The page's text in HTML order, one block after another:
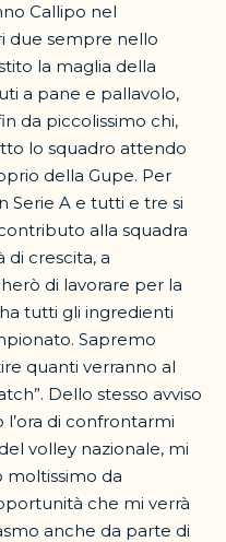
Callipo nel
due sempre nello
la maglia della
a pane e pallavolo,
da piccolissimo chi,
lo squadro attendo
della Gupe. Per
Serie A e tutti e tre si
alla squadra
crescita, a
di lavorare per la
tutti gli ingredienti
Sapremo
quanti verranno al
Dello stesso avviso
l’ora di confrontarmi
volley nazionale, mi
da
che mi verrà
anche da parte di